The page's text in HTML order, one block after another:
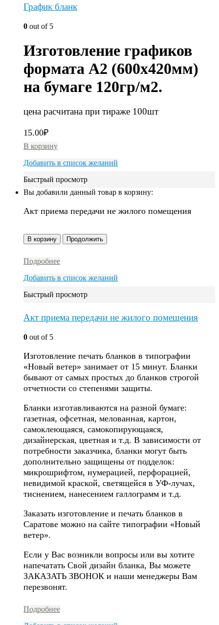
График бланк
0 out of 5
Изготовление графиков
формата А2 (600х420мм)
на бумаге 120гр/м2.
цена расчитана при тираже 100шт
15.00₽
В корзину
Добавить в список желаний
Быстрый просмотр
Вы добавили данный товар в корзину:
Акт приема передачи не жилого помещения
В корзину Продолжить
Подробнее
Добавить в список желаний
Быстрый просмотр
Акт приема передачи не жилого помещения
0 out of 5
Изготовление печать бланков в типографии
«Новый ветер» занимает от 15 минут. Бланки
бывают от самых простых до бланков строгой
отчетности со степенями защиты.
Бланки изготавливаются на разной бумаге:
газетная, офсетная, мелованная, картон,
самоклеющаяся, самокопирующаяся,
дизайнерская, цветная и т.д. В зависимости от
потребности заказчика, бланки могут быть
дополнительно защищены от подделок:
микрошрифтом, нумерацией, перфорацией,
невидимой краской, светящейся в УФ-лучах,
тиснением, нанесением галлограмм и т.д.
Заказать изготовление и печать бланков в
Саратове можно на сайте типографии «Новый
ветер».
Если у Вас возникли вопросы или вы хотите
напечатать Свой дизайн бланка, Вы можете
ЗАКАЗАТЬ ЗВОНОК и наши менеджеры Вам
перезвонят.
Подробнее